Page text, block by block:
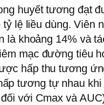
huyết tương đạt
lệ liều dùng. Viên
là khoảng 14% và
mạc đường tiêu
hấp thu tương
tương tự nhau
với Cmax và